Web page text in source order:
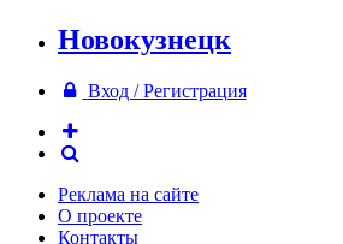
Новокузнецк
Вход / Регистрация
Реклама на сайте
О проекте
Контакты